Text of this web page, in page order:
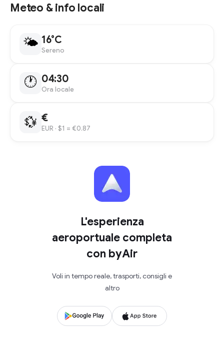
Meteo & info locali
🌤 16°C
Sereno
🕐 04:30
Ora locale
💱 €
EUR · $1 = €0.87
L'esperienza
aeroportuale completa
con byAir
Voli in tempo reale, trasporti, consigli e
altro